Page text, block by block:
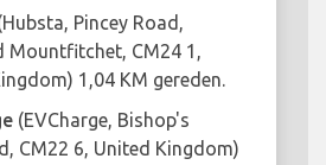
Pincey Road,
Mountfitchet, CM24 1,
1,04 KM gereden.
(EVCharge, Bishop's
CM22 6, United Kingdom)